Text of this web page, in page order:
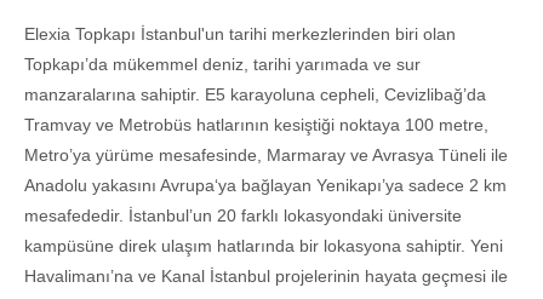
Elexia Topkapı İstanbul'un tarihi merkezlerinden biri olan
Topkapı’da mükemmel deniz, tarihi yarımada ve sur
manzaralarına sahiptir. E5 karayoluna cepheli, Cevizlibağ’da
Tramvay ve Metrobüs hatlarının kesiştiği noktaya 100 metre,
Metro’ya yürüme mesafesinde, Marmaray ve Avrasya Tüneli ile
Anadolu yakasını Avrupa‘ya bağlayan Yenikapı’ya sadece 2 km
mesafededir. İstanbul’un 20 farklı lokasyondaki üniversite
kampüsüne direk ulaşım hatlarında bir lokasyona sahiptir. Yeni
Havalimanı’na ve Kanal İstanbul projelerinin hayata geçmesi ile